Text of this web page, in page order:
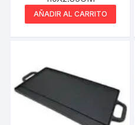
AÑADIR AL CARRITO